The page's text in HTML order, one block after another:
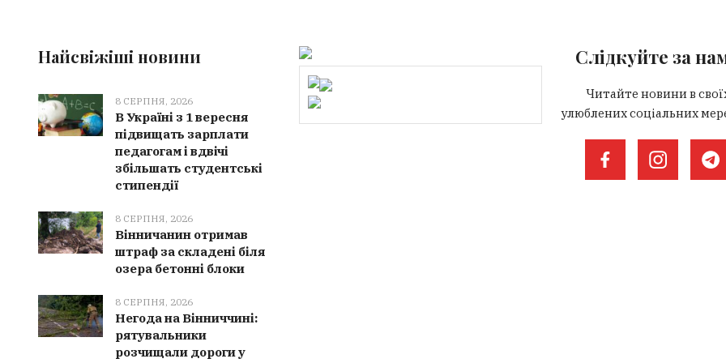
Найсвіжіші новини
8 СЕРПНЯ, 2026
В Україні з 1 вересня
підвищать зарплати
педагогам і вдвічі
збільшать студентські
стипендії
8 СЕРПНЯ, 2026
Вінничанин отримав
штраф за складені біля
озера бетонні блоки
8 СЕРПНЯ, 2026
Негода на Вінниччині:
рятувальники
розчищали дороги у
Слідкуйте за
Читайте новини в
улюблених соціальних